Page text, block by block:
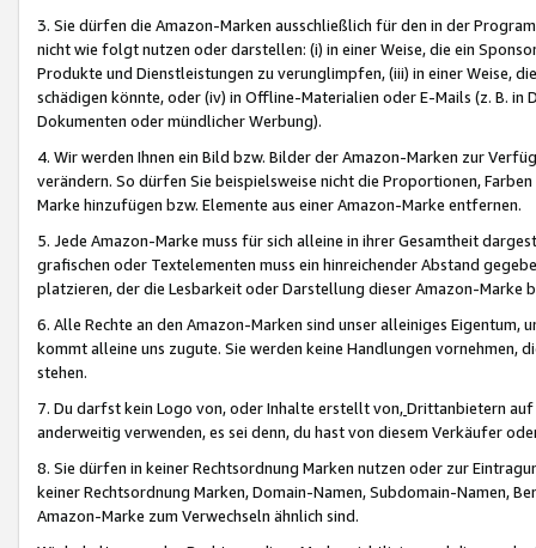
3. Sie dürfen die Amazon-Marken ausschließlich für den in der
nicht wie folgt nutzen oder darstellen: (i) in einer Weise, die ein
Produkte und Dienstleistungen zu verunglimpfen, (iii) in einer Weise,
schädigen könnte, oder (iv) in Offline-Materialien oder E-Mails (z. B. in
Dokumenten oder mündlicher Werbung).
4. Wir werden Ihnen ein Bild bzw. Bilder der Amazon-Marken zur
verändern. So dürfen Sie beispielsweise nicht die Proportionen,
Marke hinzufügen bzw. Elemente aus einer Amazon-Marke entfernen.
5. Jede Amazon-Marke muss für sich alleine in ihrer Gesamtheit
grafischen oder Textelementen muss ein hinreichender Abstand
platzieren, der die Lesbarkeit oder Darstellung dieser Amazon-Marke
6. Alle Rechte an den Amazon-Marken sind unser alleiniges
kommt alleine uns zugute. Sie werden keine Handlungen vornehmen,
stehen.
7. Du darfst kein Logo von, oder Inhalte erstellt von,Drittanbietern auf
anderweitig verwenden, es sei denn, du hast von diesem Verkäufer
8. Sie dürfen in keiner Rechtsordnung Marken nutzen oder zur
keiner Rechtsordnung Marken, Domain-Namen, Subdomain-Namen,
Amazon-Marke zum Verwechseln ähnlich sind.